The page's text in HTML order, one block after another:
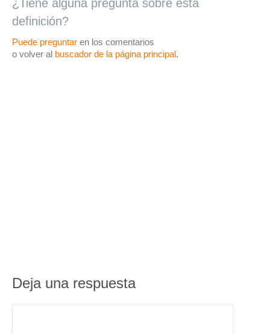
¿Tiene alguna pregunta sobre esta
definición?
Puede preguntar en los comentarios
o volver al buscador de la página principal.
Deja una respuesta